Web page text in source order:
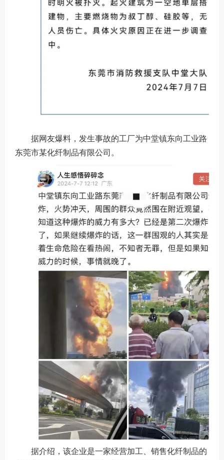
据网友爆料，发生事故的工厂为中堂镇东向工业路
东莞市某化纤制品有限公司。
据介绍，该企业是一家经营加工、销售化纤制品的